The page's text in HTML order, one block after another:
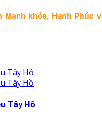
khỏe, Hạnh Phúc
Tây Hồ